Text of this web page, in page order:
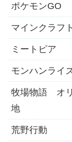
ポケモンGO
マインクラフト
ミートピア
モンハンライ
牧場物語 オ
地
荒野行動